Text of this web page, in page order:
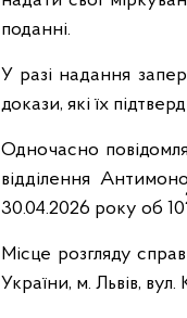
поданні.
У разі надання
докази, які їх
Одночасно
відділення
30.04.2026 року об 10
Місце розгляду
України, м. Львів,